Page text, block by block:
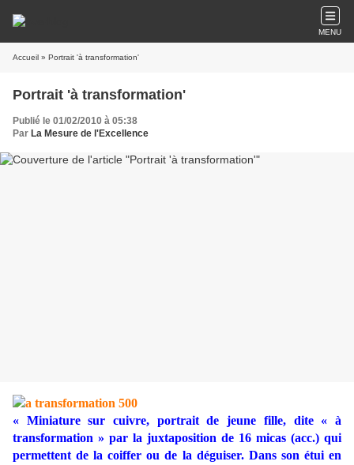
MENU
Accueil » Portrait 'à transformation'
Portrait 'à transformation'
Publié le 01/02/2010 à 05:38
Par La Mesure de l'Excellence
« Miniature sur cuivre, portrait de jeune fille, dite « à
transformation » par la juxtaposition de 16 micas (acc.) qui
permettent de la coiffer ou de la déguiser. Dans son étui en